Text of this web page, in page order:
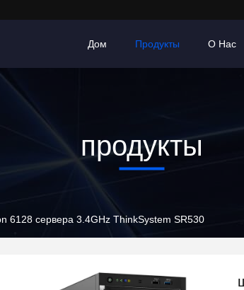
Дом Продукты О Нас
продукты
6128 сервера 3.4GHz ThinkSystem SR530